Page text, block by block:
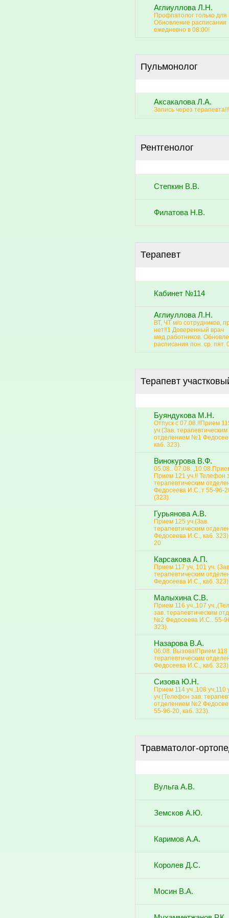
Аглиуллова Л.Н.
Профпатолог только для
Обновление расписания
ежедневно в 08:00!
Пульмонолог
Аксакалова Л.А.
Запись через терапевта!!!
Рентгенолог
Степкин В.В.
Филатова Н.В.
Терапевт
Кабинет №114
Аглиуллова Л.Н.
ВТ, ЧТ м/о сотрудников,
нет!!1 Доверенный врач
мед.работников.
расписания пон. ср. пят.
Терапевт
Буяндукова М.Н.
Отпуск с 07.08.!!Прием
уч.(Зав. терапевтическим
отделением №1
каб. 323).
Винокурова В.Ф.
05.08.. 07.08.
Прием 121 уч.!! Телефон
терапевтическим
Федосеева И.С..т 55-96-
(323)
Гурьянова А.В.
Прием 125 уч.(Зав.
терапевтическим
Федосеева И.С., каб.
20
Карсакова А.П.
Прием 117 уч, 101 уч.
терапевтическим
Федосеева И.С., каб.
Малыхина С.В.
Прием 116 уч.,107
зав. терапевтическим
№2 Федосеева И.С.. 55-
323).
Назарова В.А.
06.08. Вызова!Прием 118
терапевтическим
Федосеева И.С., каб.
Сизова Ю.Н.
Прием 114 уч.,108 уч,110
уч.(Телефон зав.
отделением №2
55-96-20, каб. 323).
Травматолог-
Вульга А.В.
Земсков А.Ю.
Каримов А.А.
Королев Д.С.
Мосин В.А.